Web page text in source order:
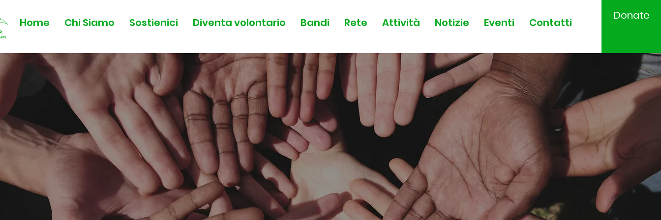
Home Chi Siamo Sostienici Diventa volontario Bandi Rete Attività Notizie Eventi Contatti
Donate